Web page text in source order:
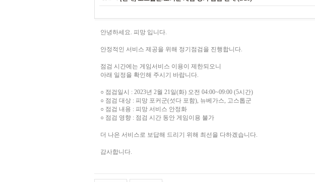
안녕하세요. 피망 입니다.
안정적인 서비스 제공을 위해 정기점검을 진행합니다.
점검 시간에는 게임서비스 이용이 제한되오니
아래 일정을 확인해 주시기 바랍니다.
○ 점검일시 : 2023년 2월 21일(화) 오전 04:00~09:00 (5시간)
○ 점검 대상 : 피망 포커군(섯다 포함), 뉴베가스, 고스톱군
○ 점검 내용 : 피망 서비스 안정화
○ 점검 영향 : 점검 시간 동안 게임이용 불가
더 나은 서비스로 보답해 드리기 위해 최선을 다하겠습니다.
감사합니다.